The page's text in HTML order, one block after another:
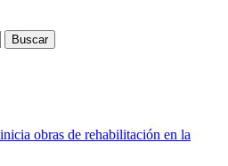
obras de rehabilitación en la